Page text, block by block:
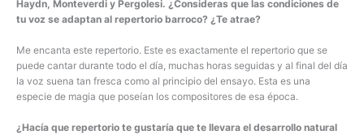
Haydn, Monteverdi y Pergolesi. ¿Consideras que las condiciones de
tu voz se adaptan al repertorio barroco? ¿Te atrae?
Me encanta este repertorio. Este es exactamente el repertorio que se
puede cantar durante todo el día, muchas horas seguidas y al final del día
la voz suena tan fresca como al principio del ensayo. Esta es una
especie de magia que poseían los compositores de esa época.
¿Hacía que repertorio te gustaría que te llevara el desarrollo natural